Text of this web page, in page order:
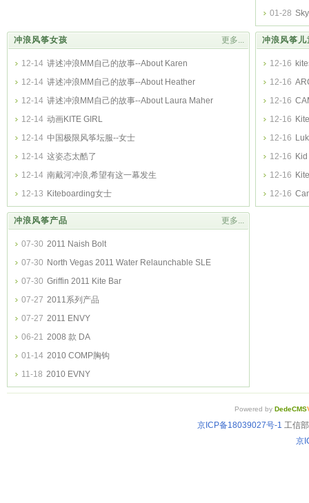
01-28
冲浪风筝女孩 更多...
12-14 讲述冲浪MM自己的故事--About Karen
12-14 讲述冲浪MM自己的故事--About Heather
12-14 讲述冲浪MM自己的故事--About Laura Maher
12-14 动画KITE GIRL
12-14 中国极限风筝坛服--女士
12-14 这姿态太酷了
12-14 南戴河冲浪,希望有这一幕发生
12-13 Kiteboarding女士
冲浪风筝儿
12-16
12-16
12-16
12-16
12-16
12-16
12-16
Kitewave
12-16
冲浪风筝产品 更多...
07-30 2011 Naish Bolt
07-30 North Vegas 2011 Water Relaunchable SLE
07-30 Griffin 2011 Kite Bar
07-27 2011系列产品
07-27 2011 ENVY
06-21 2008 款 DA
01-14 2010 COMP胸钩
11-18 2010 EVNY
Powered by DedeCMS
京ICP备18039027号-1 工信
京